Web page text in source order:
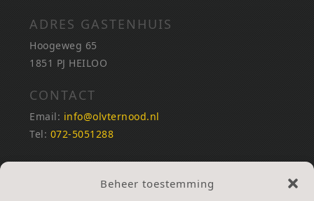
Beheer toestemming
ADRES GASTENHUIS
Hoogeweg 65
1851 PJ HEILOO
CONTACT
Email: info@olvternood.nl
Tel: 072-5051288
REKENINGNUMMERS
NL25INGB0000672168